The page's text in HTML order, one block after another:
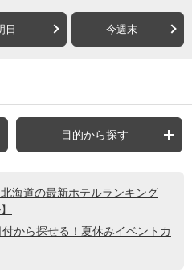
日 今週末
目的から探す
海道の最新ホテルランキング
付から探せる！夏休みイベントカ